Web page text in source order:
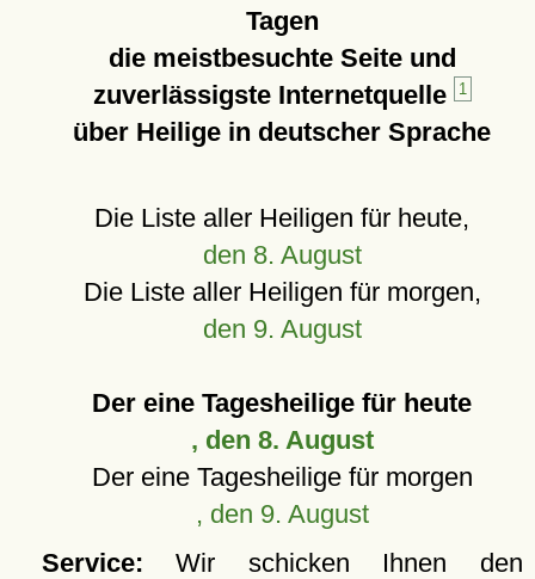
Tagen
die meistbesuchte Seite und
zuverlässigste Internetquelle
1
über Heilige in deutscher Sprache
Die Liste aller Heiligen für heute,
den 8. August
Die Liste aller Heiligen für morgen,
den 9. August
Der eine Tagesheilige für heute
, den 8. August
Der eine Tagesheilige für morgen
, den 9. August
Service: Wir schicken Ihnen den